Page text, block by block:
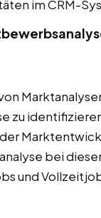
im CRM-
zu
bei
und